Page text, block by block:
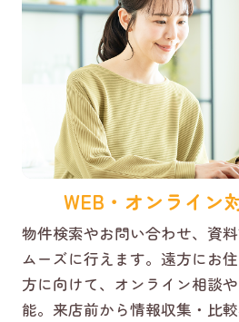
WEB・オンライン
物件検索やお問い合わせ、資
ムーズに行えます。遠方にお
方に向けて、オンライン相談
能。来店前から情報収集・比較